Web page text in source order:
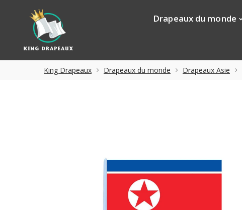
Drapeaux du monde
King Drapeaux Drapeaux du monde Drapeaux Asie